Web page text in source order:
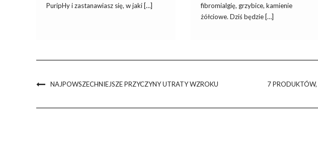
PuripHy i zastanawiasz się, w jaki […]
fibromialgię, grzybice, kamienie
żółciowe. Dziś będzie […]
NAJPOWSZECHNIEJSZE PRZYCZYNY UTRATY WZROKU 7